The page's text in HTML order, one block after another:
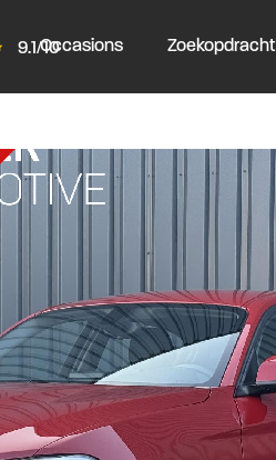
9.1/10Occasions Zoekopdracht